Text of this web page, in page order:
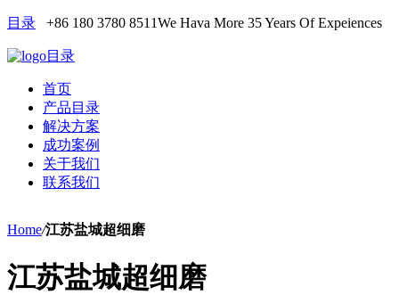
目录 +86 180 3780 8511We Hava More 35 Years Of Expeiences
目录
首页
产品目录
解决方案
成功案例
关于我们
联系我们
Home/江苏盐城超细磨
江苏盐城超细磨